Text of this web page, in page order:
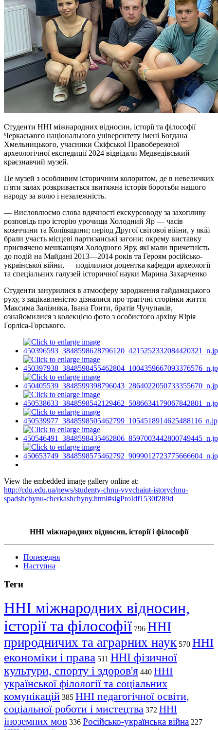
Студенти ННІ міжнародних відносин, історії та філософії
Черкаського національного університету імені Богдана
Хмельницького, учасники Скіфської Правобережної
археологічної експедиції 2024 відвідали Медведівський
краєзнавчий музей.
Це музей з особливим історичним колоритом, де в невеличких
п'яти залах розкривається звитяжна історія боротьби нашого
народу за волю і незалежність.
— Висловлюємо слова вдячності екскурсоводу за захопливу
розповідь про історію урочища Холодний Яр — часів
козаччини та Коліївщини; період Другої світової війни, у якій
брали участь місцеві партизанські загони; окрему виставку
присвячено мешканцям Холодного Яру, які мали причетність
до подій на Майдані 2013—2014 років та Героям російсько-
української війни, — поділилася доцентка кафедри археології
та спеціальних галузей історичної науки Марина Захарченко
Студенти занурилися в атмосферу зародження гайдамацького
руху, з зацікавленістю дізналися про трагічні сторінки життя
Максима Залізняка, Івана Гонти, братів Чучупаків,
ознайомилися з колекцією фото з особистого архіву Юрія
Горліса-Горського.
View the embedded image gallery online at:
http://cdu.edu.ua/news/studenty-chnu-vyvchaiut-istorychnu-
spadshchynu-cherkashchyny.html#sigProIdf1530f289d
ННІ міжнародних відносин, історії і філософії
Попередня
Наступна
Теги
ННІ міжнародних відносин,
історії та філософії 796 ННІ
природничих та аграрних наук 570 ННІ
економіки і права 511 ННІ фізичної
культури, спорту і здоров'я 440 ННІ
української філології та соціальних
комунікацій 385 ННІ педагогічної освіти,
соціальної роботи і мистецтва 372 ННІ
іноземних мов 336 Російсько-українська війна 227